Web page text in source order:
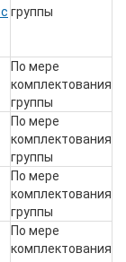
группы
По мере
комплектования
группы
По мере
комплектования
группы
По мере
комплектования
группы
По мере
комплектования